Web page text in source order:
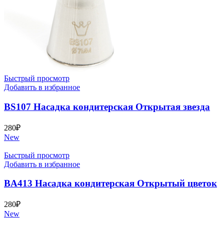
Быстрый просмотр
Добавить в избранное
BS107 Насадка кондитерская Открытая звезда
280₽
New
Быстрый просмотр
Добавить в избранное
BA413 Насадка кондитерская Открытый цветок
280₽
New